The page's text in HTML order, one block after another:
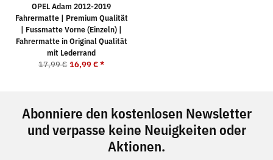
OPEL Adam 2012-2019
Fahrermatte | Premium Qualität
| Fussmatte Vorne (Einzeln) |
Fahrermatte in Original Qualität
mit Lederrand
17,99 € 16,99 €*
Abonniere den kostenlosen Newsletter
und verpasse keine Neuigkeiten oder
Aktionen.